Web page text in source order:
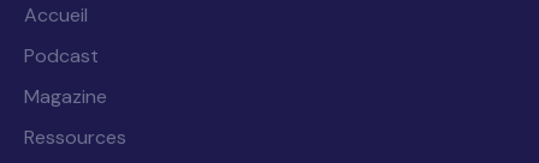
Accueil
Podcast
Magazine
Ressources